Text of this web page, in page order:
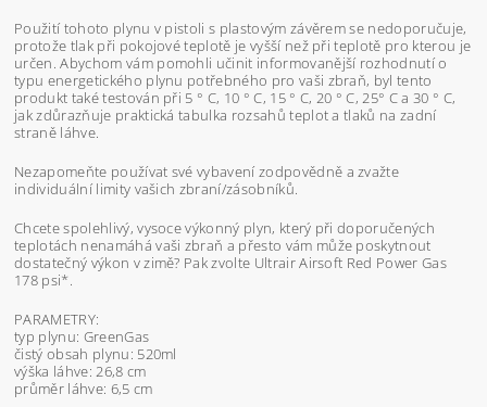
Použití tohoto plynu v pistoli s plastovým závěrem se nedoporučuje,
protože tlak při pokojové teplotě je vyšší než při teplotě pro kterou je
určen. Abychom vám pomohli učinit informovanější rozhodnutí o
typu energetického plynu potřebného pro vaši zbraň, byl tento
produkt také testován při 5 ° C, 10 ° C, 15 ° C, 20 ° C, 25° C a 30 ° C,
jak zdůrazňuje praktická tabulka rozsahů teplot a tlaků na zadní
straně láhve.
Nezapomeňte používat své vybavení zodpovědně a zvažte
individuální limity vašich zbraní/zásobníků.
Chcete spolehlivý, vysoce výkonný plyn, který při doporučených
teplotách nenamáhá vaši zbraň a přesto vám může poskytnout
dostatečný výkon v zimě? Pak zvolte Ultrair Airsoft Red Power Gas
178 psi*.
PARAMETRY:
typ plynu: GreenGas
čistý obsah plynu: 520ml
výška láhve: 26,8 cm
průměr láhve: 6,5 cm